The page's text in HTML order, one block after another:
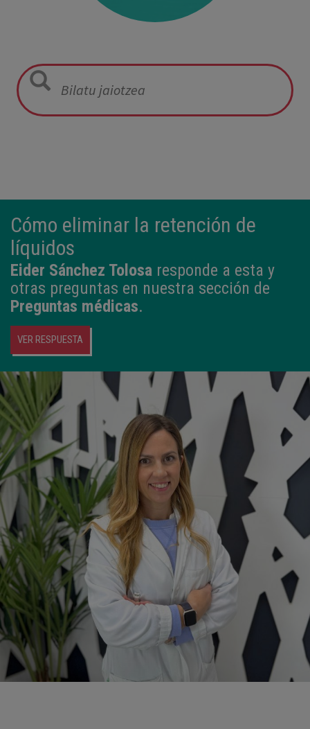
Cómo eliminar la retención de
líquidos
Eider Sánchez Tolosa responde a esta y
otras preguntas en nuestra sección de
Preguntas médicas.
VER RESPUESTA